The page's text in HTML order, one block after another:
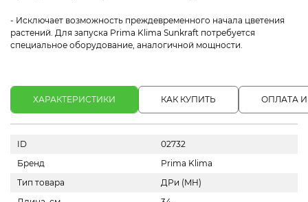
- Исключает возможность преждевременного начала цветения
растений. Для запуска Prima Klima Sunkraft потребуется
специальное оборудование, аналогичной мощности.
ХАРАКТЕРИСТИКИ КАК КУПИТЬ ОПЛАТА
ID
02732
Бренд
Prima Klima
Тип товара
ДРи (MH)